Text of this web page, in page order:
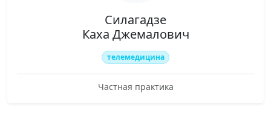
Силагадзе
Каха Джемалович
телемедицина
Частная практика